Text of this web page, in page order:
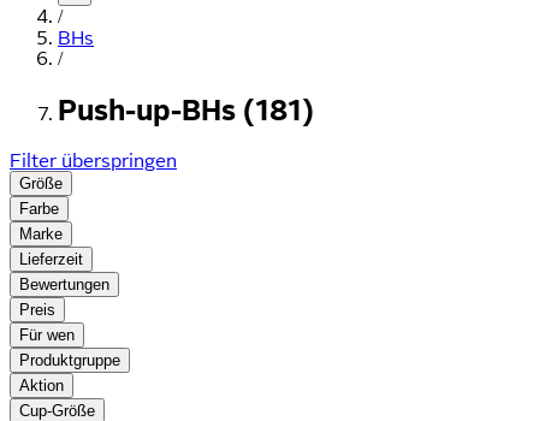
/
BHs
/
Push-up-BHs (181)
Filter überspringen
Größe
Farbe
Marke
Lieferzeit
Bewertungen
Preis
Für wen
Produktgruppe
Aktion
Cup-Größe